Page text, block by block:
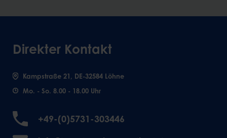
Direkter Kontakt
Kampstraße 21, DE-32584 Löhne
Mo. - So. 8.00 - 18.00 Uhr
+49-(0)5731-303446